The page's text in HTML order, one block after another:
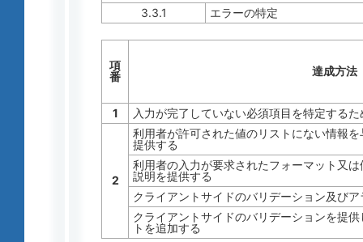
3.3.1
エラーの特定
項
番
達成方法
1 入力が完了していない必須項目を特定する
2
利用者が許可された値のリストにない情報
提供する
利用者の入力が要求されたフォーマット又
説明を提供する
クライアントサイドのバリデーション及び
クライアントサイドのバリデーションを提
トを追加する